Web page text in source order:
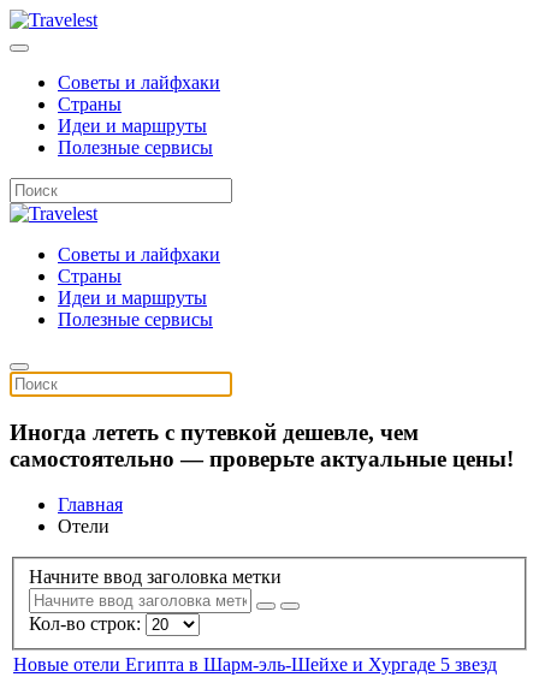
Советы и лайфхаки
Страны
Идеи и маршруты
Полезные сервисы
Советы и лайфхаки
Страны
Идеи и маршруты
Полезные сервисы
Иногда лететь с путевкой дешевле, чем
самостоятельно — проверьте актуальные цены!
Главная
Отели
Начните ввод заголовка метки
Кол-во строк:
Новые отели Египта в Шарм-эль-Шейхе и Хургаде 5 звезд